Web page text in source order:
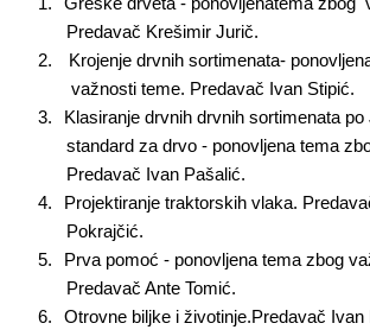
Predavač Krešimir Jurič.
2.
Krojenje drvnih sortimenata-
važnosti teme. Predavač Ivan Stipić.
3.
Klasiranje drvnih drvnih sortimenata
standard za drvo - ponovljena tema
Predavač Ivan Pašalić.
4.
Projektiranje traktorskih vlaka.
Pokrajčić.
5.
Prva pomoć - ponovljena tema zbog
Predavač Ante Tomić.
6.
Otrovne biljke i životinje.Predavač Ivan